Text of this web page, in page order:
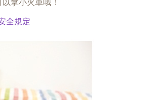
拿小火車哦！
全規定